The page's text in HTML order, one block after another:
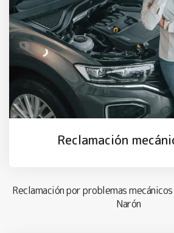
Reclamación
Reclamación por problemas
Narón